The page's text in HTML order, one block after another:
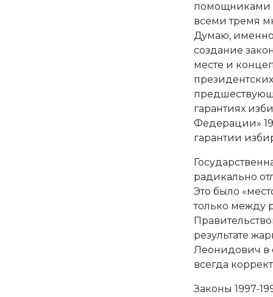
помощниками
всеми тремя
Думаю, именно
создание
месте и
гарантиях
Федерации»
гарантии
радикально
Это было
только между
результате
Леонидович в
всегда
Законы 1997-